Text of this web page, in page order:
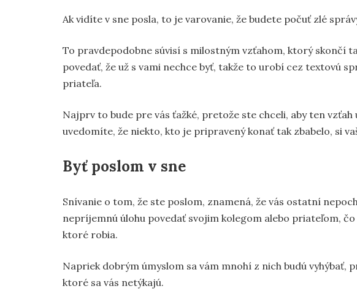
Ak vidíte v sne posla, to je varovanie, že budete počuť zlé
To pravdepodobne súvisí s milostným vzťahom, ktorý skončí
povedať, že už s vami nechce byť, takže to urobí cez textovú
priateľa.
Najprv to bude pre vás ťažké, pretože ste chceli, aby ten vzťah
uvedomíte, že niekto, kto je pripravený konať tak zbabelo, si
Byť poslom v sne
Snívanie o tom, že ste poslom, znamená, že vás ostatní
nepríjemnú úlohu povedať svojim kolegom alebo priateľom,
ktoré robia.
Napriek dobrým úmyslom sa vám mnohí z nich budú vyhýbať,
ktoré sa vás netýkajú.